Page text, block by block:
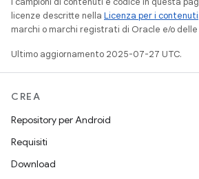
licenze descritte nella Licenza per i contenuti
marchi o marchi registrati di Oracle e/o
Ultimo aggiornamento 2025-07-27 UTC.
CREA
Repository per Android
Requisiti
Download